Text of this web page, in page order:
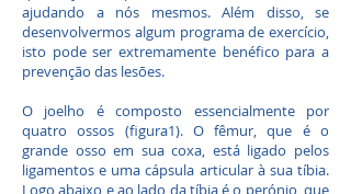
ajudando a nós mesmos. Além disso, se
desenvolvermos algum programa de exercício,
isto pode ser extremamente benéfico para a
prevenção das lesões.
O joelho é composto essencialmente por
quatro ossos (figura1). O fêmur, que é o
grande osso em sua coxa, está ligado pelos
ligamentos e uma cápsula articular à sua tíbia.
Logo abaixo e ao lado da tíbia é o perónio, que